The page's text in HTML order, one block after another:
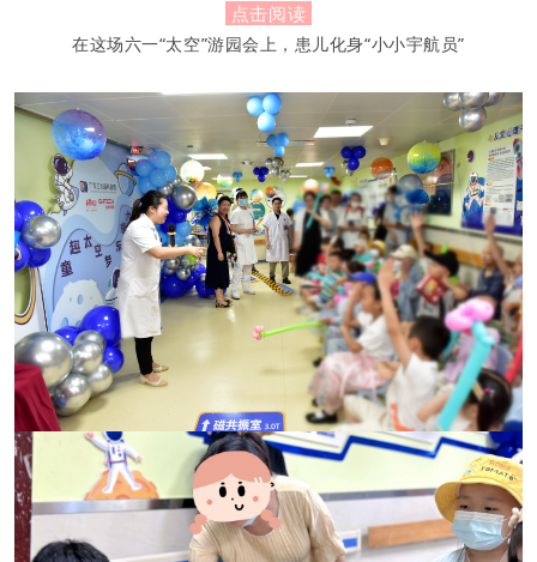
点击阅读
在这场六一“太空”游园会上，患儿化身“小小宇航员”